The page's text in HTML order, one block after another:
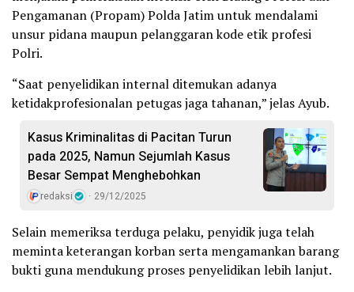
Pengamanan (Propam) Polda Jatim untuk mendalami
unsur pidana maupun pelanggaran kode etik profesi
Polri.
“Saat penyelidikan internal ditemukan adanya
ketidakprofesionalan petugas jaga tahanan,” jelas Ayub.
Kasus Kriminalitas di Pacitan Turun
pada 2025, Namun Sejumlah Kasus
Besar Sempat Menghebohkan
redaksi 29/12/2025
Selain memeriksa terduga pelaku, penyidik juga telah
meminta keterangan korban serta mengamankan barang
bukti guna mendukung proses penyelidikan lebih lanjut.